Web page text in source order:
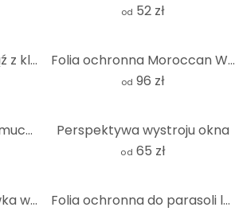
od 52 zł
Dekoracja okienna gałąź z klatką dla ptaków Folia ochronna Moroccan Wall - kwadratowa
od 96 zł
Film o prywatności Schmucker - Wschód słońca Perspektywa wystroju okna
od 65 zł
Prywatność film żaglówka w zachodzie słońca - kwadrat Folia ochronna do parasoli lotniczych